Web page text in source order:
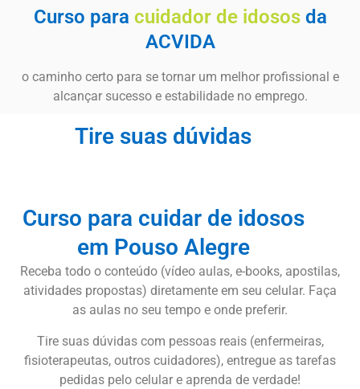
Curso para cuidador de idosos da
ACVIDA
o caminho certo para se tornar um melhor profissional e
alcançar sucesso e estabilidade no emprego.
Tire suas dúvidas
Curso para cuidar de idosos
em Pouso Alegre
Receba todo o conteúdo (vídeo aulas, e-books, apostilas,
atividades propostas) diretamente em seu celular. Faça
as aulas no seu tempo e onde preferir.
Tire suas dúvidas com pessoas reais (enfermeiras,
fisioterapeutas, outros cuidadores), entregue as tarefas
pedidas pelo celular e aprenda de verdade!